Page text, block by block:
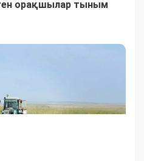
орақшылар тыным